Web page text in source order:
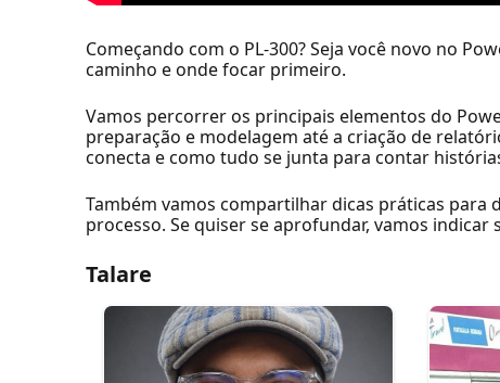
Começando com o PL-300? Seja você novo no
caminho e onde focar primeiro.
Vamos percorrer os principais elementos do
preparação e modelagem até a criação de
conecta e como tudo se junta para contar
Também vamos compartilhar dicas práticas para
processo. Se quiser se aprofundar, vamos
Talare